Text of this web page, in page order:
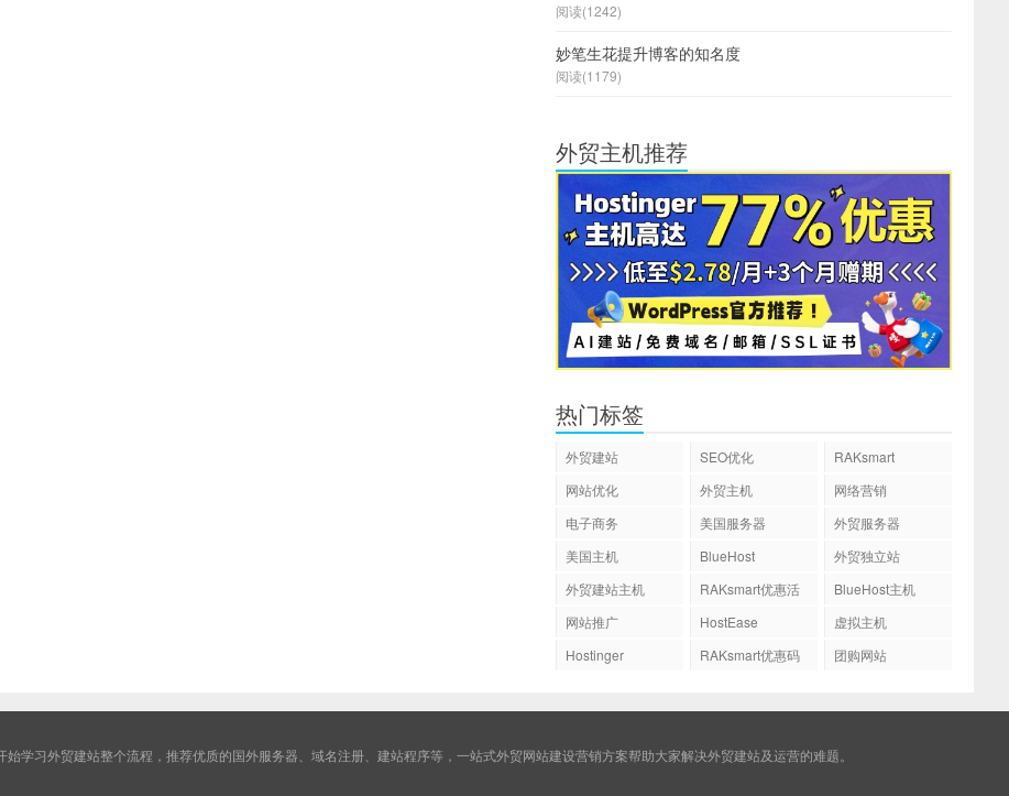
阅读(1242)
妙笔生花提升博客的知名度
阅读(1179)
外贸主机推荐
热门标签
外贸建站 SEO优化
RAKsmart
网站优化
外贸主机
网络营销
电子商务
美国服务器
外贸服务器
美国主机
BlueHost
外贸独立站
外贸建站主机
RAKsmart优惠活
BlueHost主机
网站推广
HostEase
虚拟主机
Hostinger
RAKsmart优惠码 团购网站
学习外贸建站整个流程，推荐优质的国外服务器、域名注册、建站程序等，一站式外贸网站建设营销方案帮助大家解决外贸建站及运营的难题。